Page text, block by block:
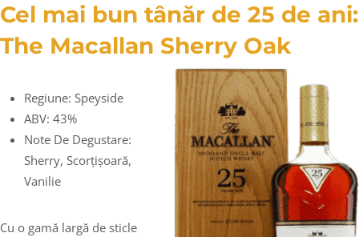
Cel mai bun tânăr de 25 de ani:
The Macallan Sherry Oak
Regiune: Speyside
ABV: 43%
Note De Degustare:
Sherry, Scorțișoară,
Vanilie
Cu o gamă largă de sticle